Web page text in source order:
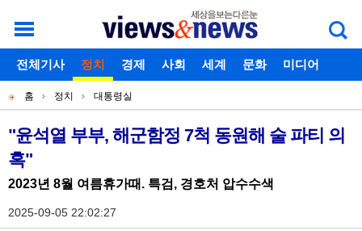
개
별
메
뉴
로그인 회원가입 아이디찾기 비밀번호찾기
주
메
뉴
전체기사 정치 경제 사회 세계 문화
미디어
현
재
위
치
홈 정치 대통령실
기
사
본
문
"윤석열 부부, 해군함정 7척 동원해 술 파티 의
혹"
2023년 8월 여름휴가때. 특검, 경호처 압수수색
2025-09-05 22:02:27